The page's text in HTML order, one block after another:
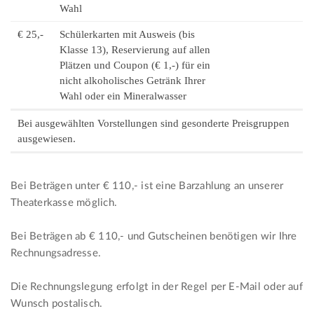
Wahl
€ 25,-
Schülerkarten mit Ausweis (bis
Klasse 13), Reservierung auf allen
Plätzen und Coupon (€ 1,-) für ein
nicht alkoholisches Getränk Ihrer
Wahl oder ein Mineralwasser
Bei ausgewählten Vorstellungen sind gesonderte Preisgruppen
ausgewiesen.
Bei Beträgen unter € 110,- ist eine Barzahlung an unserer
Theaterkasse möglich.
Bei Beträgen ab € 110,- und Gutscheinen benötigen wir Ihre
Rechnungsadresse.
Die Rechnungslegung erfolgt in der Regel per E-Mail oder auf
Wunsch postalisch.